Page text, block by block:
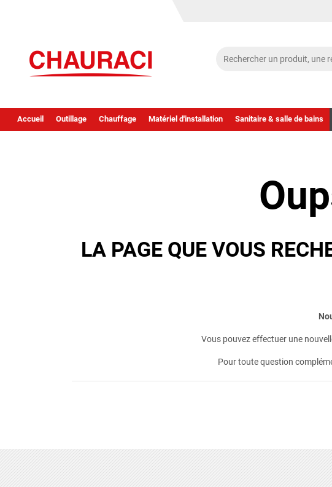
Accueil Outillage Chauffage Matériel d'installation Sanitaire & salle de bains
LA PAGE QUE VOUS
Vous pouvez effectuer une
Pour toute question